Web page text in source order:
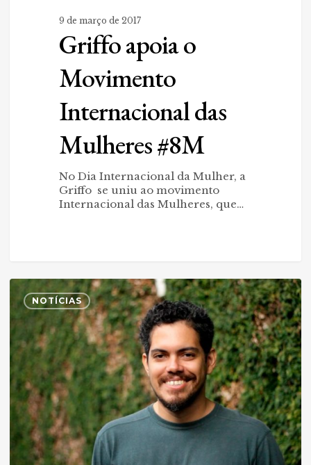
9 de março de 2017
Griffo apoia o
Movimento
Internacional das
Mulheres #8M
No Dia Internacional da Mulher, a
Griffo se uniu ao movimento
Internacional das Mulheres, que…
Otoniel
Oliveira
inaugura
nova
fase
na
galeria
virtual
Griffo
NOTÍCIAS
0